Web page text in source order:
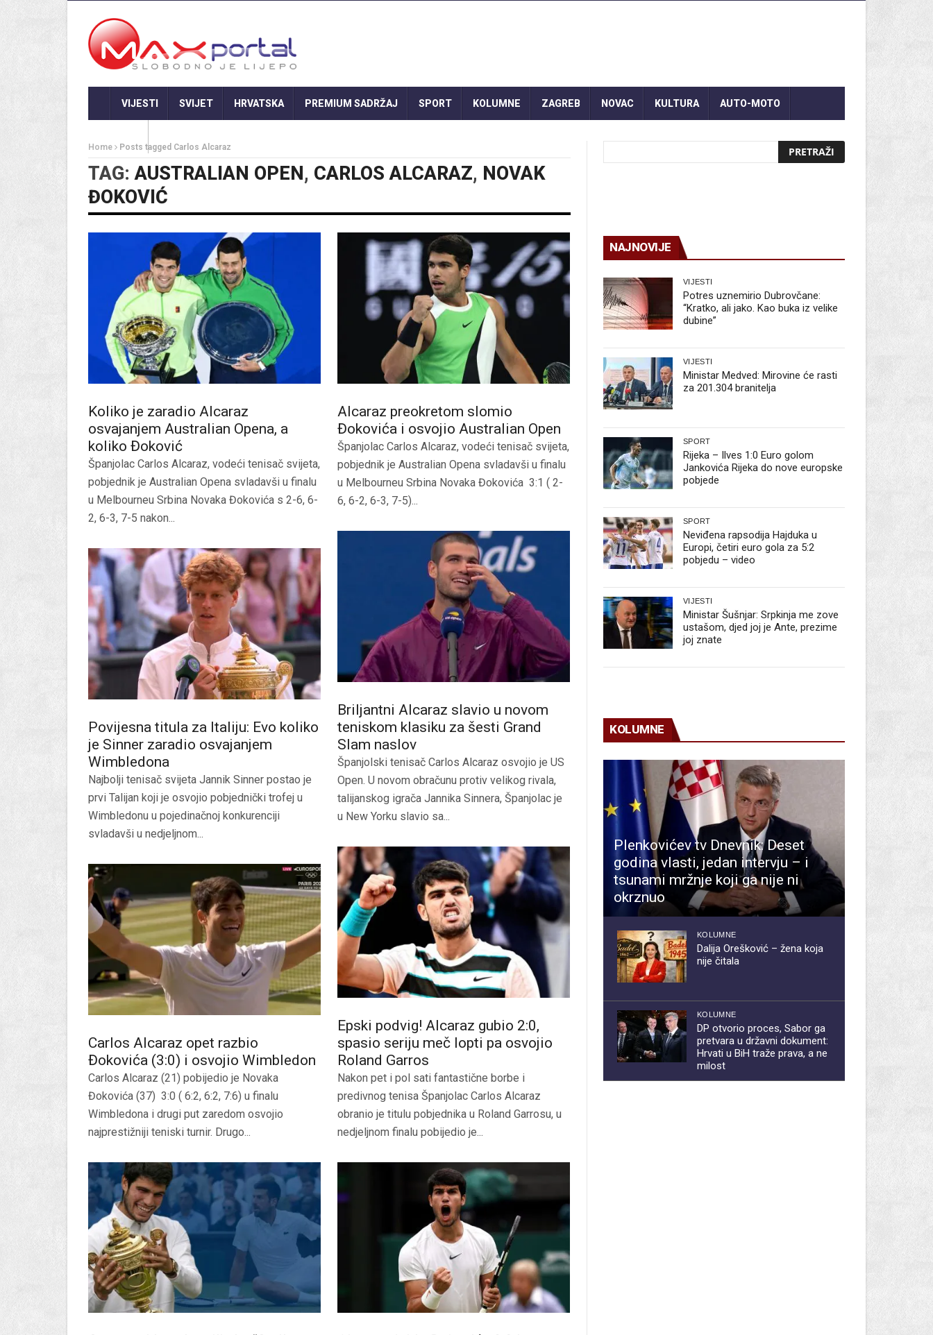
VIJESTI SVIJET HRVATSKA PREMIUM SADRŽAJ SPORT KOLUMNE ZAGREB NOVAC KULTURA AUTO-MOTO
Home Posts tagged Carlos Alcaraz
TAG:AUSTRALIAN OPEN , CARLOS ALCARAZ, NOVAK
ĐOKOVIĆ
Koliko je zaradio Alcaraz
osvajanjem Australian Opena, a
koliko Đoković
Španjolac Carlos Alcaraz, vodeći tenisač svijeta,
pobjednik je Australian Opena svladavši u finalu
u Melbourneu Srbina Novaka Đokovića s 2-6, 6-
2, 6-3, 7-5 nakon...
Alcaraz preokretom slomio
Đokovića i osvojio Australian Open
Španjolac Carlos Alcaraz, vodeći tenisač svijeta,
pobjednik je Australian Opena svladavši u finalu
u Melbourneu Srbina Novaka Đokovića 3:1 ( 2-
6, 6-2, 6-3, 7-5)...
Briljantni Alcaraz slavio u novom
teniskom klasiku za šesti Grand
Slam naslov
Španjolski tenisač Carlos Alcaraz osvojio je US
Open. U novom obračunu protiv velikog rivala,
talijanskog igrača Jannika Sinnera, Španjolac je
u New Yorku slavio sa...
Povijesna titula za Italiju: Evo koliko
je Sinner zaradio osvajanjem
Wimbledona
Najbolji tenisač svijeta Jannik Sinner postao je
prvi Talijan koji je osvojio pobjednički trofej u
Wimbledonu u pojedinačnoj konkurenciji
svladavši u nedjeljnom...
Epski podvig! Alcaraz gubio 2:0,
spasio seriju meč lopti pa osvojio
Roland Garros
Nakon pet i pol sati fantastične borbe i
predivnog tenisa Španjolac Carlos Alcaraz
obranio je titulu pobjednika u Roland Garrosu, u
nedjeljnom finalu pobijedio je...
Carlos Alcaraz opet razbio
Đokovića (3:0) i osvojio Wimbledon
Carlos Alcaraz (21) pobijedio je Novaka
Đokovića (37) 3:0 ( 6:2, 6:2, 7:6) u finalu
Wimbledona i drugi put zaredom osvojio
najprestižniji teniski turnir. Drugo...
NAJNOVIJE
VIJESTI
Potres uznemirio Dubrovčane:
“Kratko, ali jako. Kao buka iz velike
dubine”
VIJESTI
Ministar Medved: Mirovine će rasti
za 201.304 branitelja
SPORT
Rijeka – Ilves 1:0 Euro golom
Jankovića Rijeka do nove europske
pobjede
SPORT
Neviđena rapsodija Hajduka u
Europi, četiri euro gola za 5:2
pobjedu – video
VIJESTI
Ministar Šušnjar: Srpkinja me zove
ustašom, djed joj je Ante, prezime
joj znate
KOLUMNE
Plenkovićev tv Dnevnik: Deset
godina vlasti, jedan intervju – i
tsunami mržnje koji ga nije ni
okrznuo
KOLUMNE
Dalija Orešković – žena koja
nije čitala
KOLUMNE
DP otvorio proces, Sabor ga
pretvara u državni dokument:
Hrvati u BiH traže prava, a ne
milost